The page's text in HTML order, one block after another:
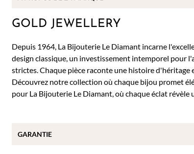
GOLD JEWELLERY
Depuis 1964, La Bijouterie Le Diamant incarne
design classique, un investissement intemporel pour
strictes. Chaque pièce raconte une histoire
Découvrez notre collection où chaque bijou promet
pour La Bijouterie Le Diamant, où chaque éclat révèle
GARANTIE